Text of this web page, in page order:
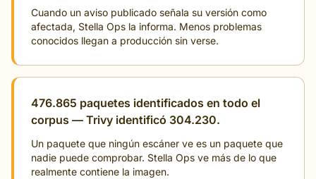
Cuando un aviso publicado señala su versión como
afectada, Stella Ops la informa. Menos problemas
conocidos llegan a producción sin verse.
476.865 paquetes identificados en todo el
corpus — Trivy identificó 304.230.
Un paquete que ningún escáner ve es un paquete que
nadie puede comprobar. Stella Ops ve más de lo que
realmente contiene la imagen.